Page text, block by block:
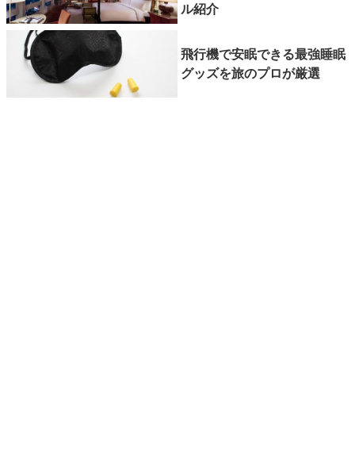
ル紹介
飛行機で安眠できる最強睡眠
グッズを旅のプロが厳選